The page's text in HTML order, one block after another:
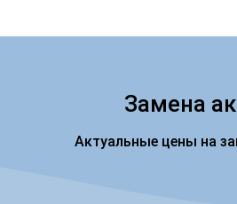
Замена
Актуальные цены на